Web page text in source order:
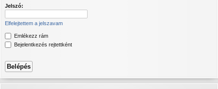
Jelszó:
Elfelejtettem a jelszavam
Emlékezz rám
Bejelentkezés rejtettként